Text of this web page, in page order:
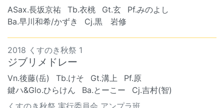
ASax.長坂京祐 Tb.衣桃 Gt.玄
Pf.みのよし
Ba.早川和希/かずき
Cj.黒 岩修
2018 くすのき秋祭 1
ジブリメドレー
Vn.後藤(岳) Tb.けそ Gt.溝上
Pf.原
鍵ハ&Glo.ひらけん
Ba.とーこー
Cj.吉村(智)
くすのき秋祭 実行委員会 アンプラ班